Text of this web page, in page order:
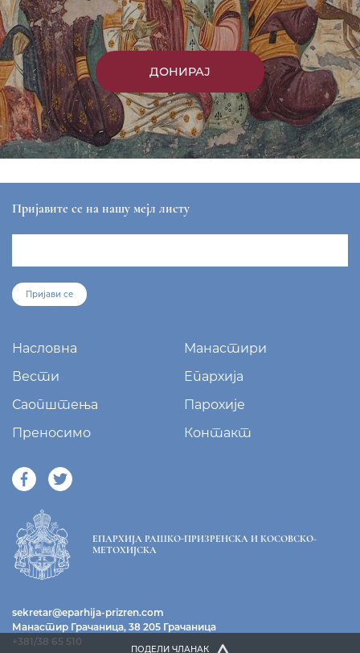
ДОНИРАЈ
ПОДЕЛИ ЧЛАНАК
Пријавите се на нашу мејл листу
Пријави се
Насловна
Манастири
Вести
Епархија
Саопштења
Парохије
Преносимо
Контакт
ЕПАРХИЈА РАШКО-ПРИЗРЕНСКА И КОСОВСКО-
МЕТОХИЈСКА
sekretar@eparhija-prizren.com
Манастир Грачаница, 38 205 Грачаница
+381/38 65 510